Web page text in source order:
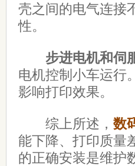
壳之间的电气连接
性。
步进电机和伺
电机控制小车运行
影响打印效果。
综上所述， 数
能下降、打印质量
的正确安装是维护